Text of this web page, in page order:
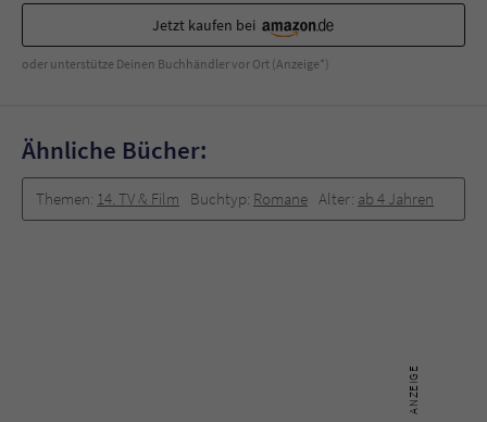
Jetzt kaufen bei
oder unterstütze Deinen Buchhändler vor Ort (Anzeige*)
Ähnliche Bücher:
Themen: 14. TV & Film Buchtyp: Romane Alter: ab 4 Jahren